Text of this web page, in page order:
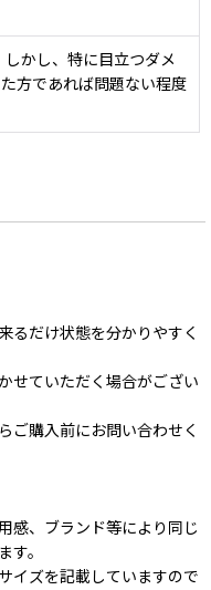
かし、特に目立つダメ
方であれば問題ない程度
るだけ状態を分かりやすく
せていただく場合がござい
ご購入前にお問い合わせく
感、ブランド等により同じ
。
イズを記載していますので